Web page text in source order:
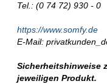
Tel.: (0 74 72) 930 - 0
https://www.somfy.de
E-Mail:
Sicherheitshinweise
jeweiligen Produkt.